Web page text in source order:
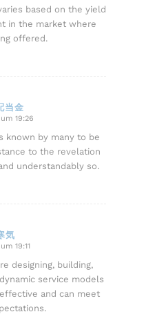
based on the yield
in the market where
offered.
当金
19:26
known by many to be
to the revelation
understandably so.
気
19:11
designing, building,
service models
and can meet